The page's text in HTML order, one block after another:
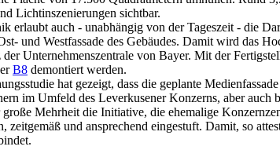
Lichtinszenierungen sichtbar.
erlaubt auch - unabhängig von der Tageszeit - die
und Westfassade des Gebäudes. Damit wird das
Unternehmenszentrale von Bayer. Mit der
B8 demontiert werden.
hat gezeigt, dass die geplante
im Umfeld des Leverkusener Konzerns, aber
große Mehrheit die Initiative, die ehemalige
zeitgemäß und ansprechend eingestuft. Damit, so